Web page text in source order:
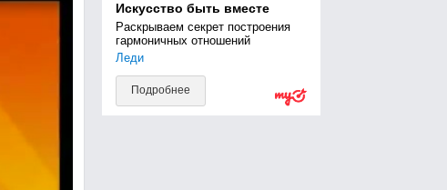
Искусство быть вместе
Раскрываем секрет построения
гармоничных отношений
Леди
Подробнее